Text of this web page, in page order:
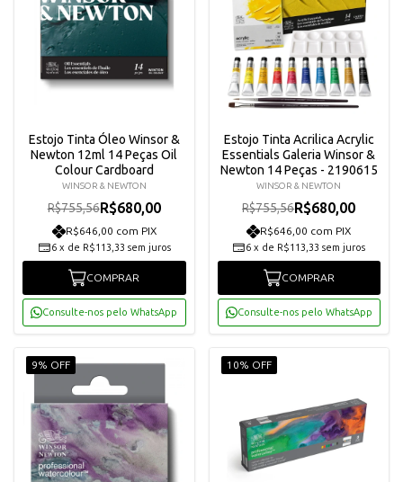
Estojo Tinta Óleo Winsor &
Newton 12ml 14 Peças Oil
Colour Cardboard
WINSOR & NEWTON
R$755,56R$680,00
R$646,00 com PIX
6 x de R$113,33 sem juros
COMPRAR
Consulte-nos pelo WhatsApp
Estojo Tinta Acrilica Acrylic
Essentials Galeria Winsor &
Newton 14 Peças - 2190615
WINSOR & NEWTON
R$755,56R$680,00
R$646,00 com PIX
6 x de R$113,33 sem juros
COMPRAR
Consulte-nos pelo WhatsApp
9% OFF 10% OFF